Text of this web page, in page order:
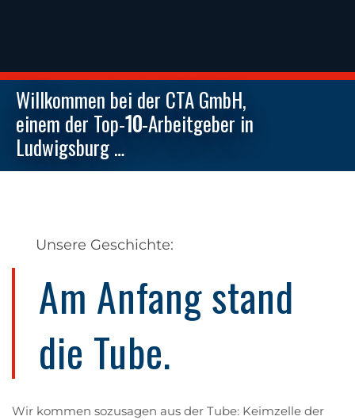
Willkommen bei der CTA GmbH,
einem der Top-10-Arbeitgeber in
Ludwigsburg …
Unsere Geschichte:
Am Anfang stand
die Tube.
Wir kommen sozusagen aus der Tube: Keimzelle der